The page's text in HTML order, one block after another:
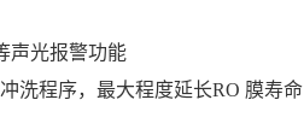
声光报警功能
洗程序，最大程度延长RO 膜寿命